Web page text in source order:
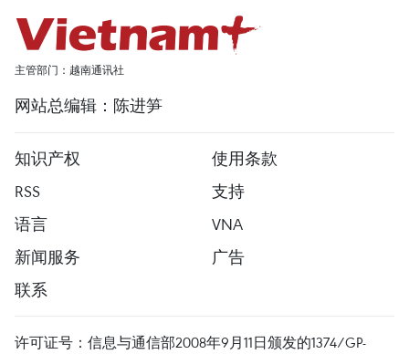
主管部门：越南通讯社
网站总编辑：陈进笋
知识产权
使用条款
RSS
支持
语言
VNA
新闻服务
广告
联系
许可证号：信息与通信部2008年9月11日颁发的1374/GP-